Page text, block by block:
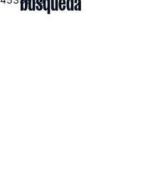
búsqueda